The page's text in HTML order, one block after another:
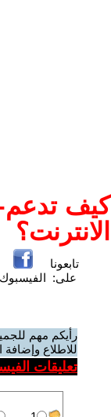
كيف تدعم-
الانترنت؟
تابعونا
على: الفيسبوك
رأيكم مهم
للاطلاع
تعليقات